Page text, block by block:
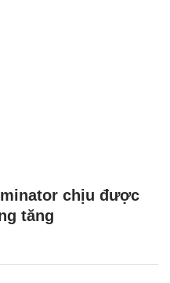
chịu được
tăng